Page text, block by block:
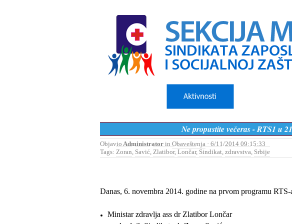
Ne propustite večeras - RTS1 u
Objavio Administrator in Obaveštenja · 6/11/2014 09:15:33
Tags: Zoran, Savić, Zlatibor, Lončar, Sindikat, zdravstva, Srbije
Danas, 6. novembra 2014. godine na prvom programu RTS-
Ministar zdravlja ass dr Zlatibor Lončar